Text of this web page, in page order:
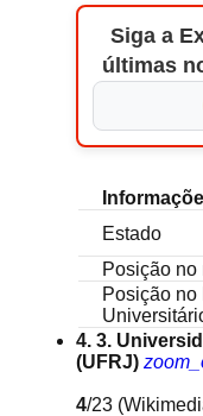
Siga a
últimas
Estado
Posição no
Posição no
4. 3.
(UFRJ)
4/23